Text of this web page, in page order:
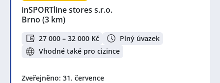
inSPORTline stores s.r.o.
Brno (3 km)
27 000 – 32 000 Kč
Plný úvazek
Vhodné také pro cizince
Zveřejněno: 31. července